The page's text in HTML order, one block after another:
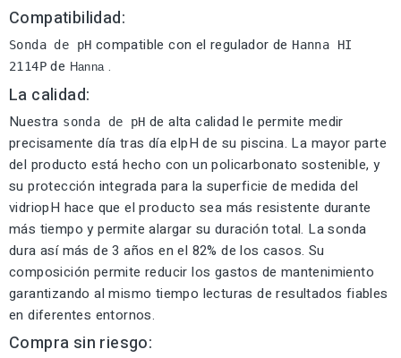
Compatibilidad:
Sonda de pH compatible con el regulador de Hanna HI
2114P de Hanna.
La calidad:
Nuestra sonda de pH de alta calidad le permite medir
precisamente día tras día elpH de su piscina. La mayor parte
del producto está hecho con un policarbonato sostenible, y
su protección integrada para la superficie de medida del
vidriopH hace que el producto sea más resistente durante
más tiempo y permite alargar su duración total. La sonda
dura así más de 3 años en el 82% de los casos. Su
composición permite reducir los gastos de mantenimiento
garantizando al mismo tiempo lecturas de resultados fiables
en diferentes entornos.
Compra sin riesgo: